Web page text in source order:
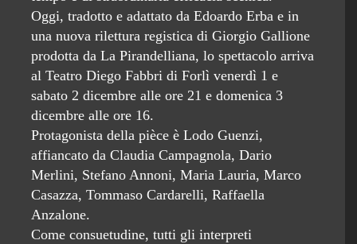
Oggi, tradotto e adattato da Edoardo Erba e in
una nuova rilettura registica di Giorgio Gallione
prodotta da La Pirandelliana, lo spettacolo arriva
al Teatro Diego Fabbri di Forlì venerdì 1 e
sabato 2 dicembre alle ore 21 e domenica 3
dicembre alle ore 16.
Protagonista della pièce è Lodo Guenzi,
affiancato da Claudia Campagnola, Dario
Merlini, Stefano Annoni, Maria Lauria, Marco
Casazza, Tommaso Cardarelli, Raffaella
Anzalone.
Come consuetudine, tutti gli interpreti